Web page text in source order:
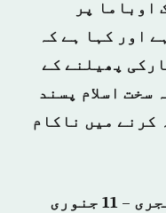
اوباما پر
اور کہا ہے کہ
پھیلنے کے
سخت اسلام پسند
کرنے میں ناکام
جمعہ 05 جمادی الاول 1440 ہجری – 11 جنوری